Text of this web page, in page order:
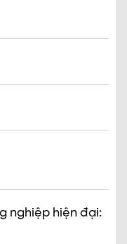
nghiệp hiện đại: